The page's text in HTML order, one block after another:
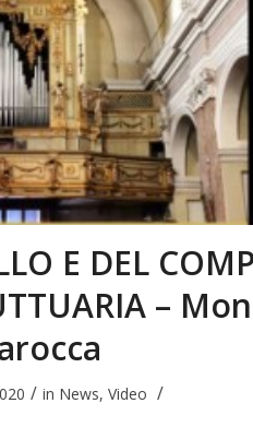
E DEL
–
/ in News, Video /